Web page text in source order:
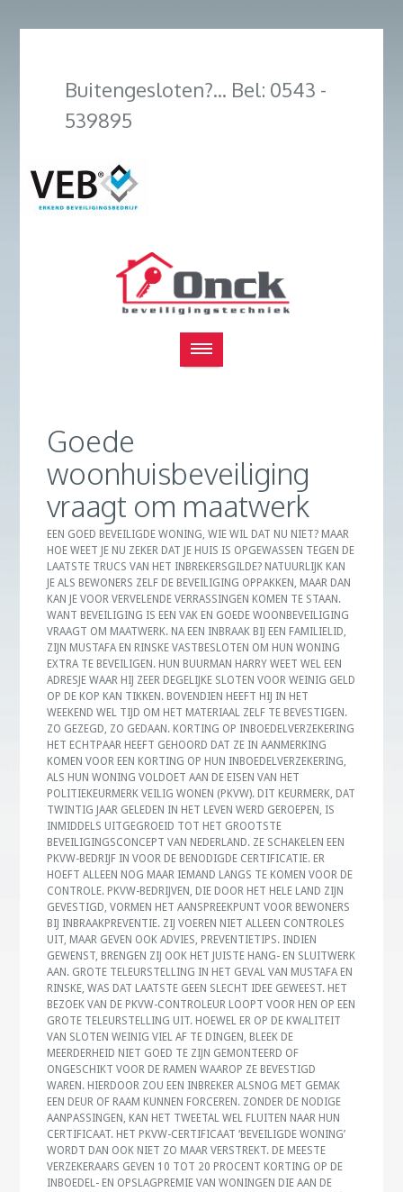
Buitengesloten?... Bel: 0543 -
539895
Goede
woonhuisbeveiliging
vraagt om maatwerk
EEN GOED BEVEILIGDE WONING, WIE WIL DAT NU NIET? MAAR
HOE WEET JE NU ZEKER DAT JE HUIS IS OPGEWASSEN TEGEN DE
LAATSTE TRUCS VAN HET INBREKERSGILDE? NATUURLIJK KAN
JE ALS BEWONERS ZELF DE BEVEILIGING OPPAKKEN, MAAR DAN
KAN JE VOOR VERVELENDE VERRASSINGEN KOMEN TE STAAN.
WANT BEVEILIGING IS EEN VAK EN GOEDE WOONBEVEILIGING
VRAAGT OM MAATWERK. NA EEN INBRAAK BIJ EEN FAMILIELID,
ZIJN MUSTAFA EN RINSKE VASTBESLOTEN OM HUN WONING
EXTRA TE BEVEILIGEN. HUN BUURMAN HARRY WEET WEL EEN
ADRESJE WAAR HIJ ZEER DEGELIJKE SLOTEN VOOR WEINIG GELD
OP DE KOP KAN TIKKEN. BOVENDIEN HEEFT HIJ IN HET
WEEKEND WEL TIJD OM HET MATERIAAL ZELF TE BEVESTIGEN.
ZO GEZEGD, ZO GEDAAN. KORTING OP INBOEDELVERZEKERING
HET ECHTPAAR HEEFT GEHOORD DAT ZE IN AANMERKING
KOMEN VOOR EEN KORTING OP HUN INBOEDELVERZEKERING,
ALS HUN WONING VOLDOET AAN DE EISEN VAN HET
POLITIEKEURMERK VEILIG WONEN (PKVW). DIT KEURMERK, DAT
TWINTIG JAAR GELEDEN IN HET LEVEN WERD GEROEPEN, IS
INMIDDELS UITGEGROEID TOT HET GROOTSTE
BEVEILIGINGSCONCEPT VAN NEDERLAND. ZE SCHAKELEN EEN
PKVW-BEDRIJF IN VOOR DE BENODIGDE CERTIFICATIE. ER
HOEFT ALLEEN NOG MAAR IEMAND LANGS TE KOMEN VOOR DE
CONTROLE. PKVW-BEDRIJVEN, DIE DOOR HET HELE LAND ZIJN
GEVESTIGD, VORMEN HET AANSPREEKPUNT VOOR BEWONERS
BIJ INBRAAKPREVENTIE. ZIJ VOEREN NIET ALLEEN CONTROLES
UIT, MAAR GEVEN OOK ADVIES, PREVENTIETIPS. INDIEN
GEWENST, BRENGEN ZIJ OOK HET JUISTE HANG- EN SLUITWERK
AAN. GROTE TELEURSTELLING IN HET GEVAL VAN MUSTAFA EN
RINSKE, WAS DAT LAATSTE GEEN SLECHT IDEE GEWEEST. HET
BEZOEK VAN DE PKVW-CONTROLEUR LOOPT VOOR HEN OP EEN
GROTE TELEURSTELLING UIT. HOEWEL ER OP DE KWALITEIT
VAN SLOTEN WEINIG VIEL AF TE DINGEN, BLEEK DE
MEERDERHEID NIET GOED TE ZIJN GEMONTEERD OF
ONGESCHIKT VOOR DE RAMEN WAAROP ZE BEVESTIGD
WAREN. HIERDOOR ZOU EEN INBREKER ALSNOG MET GEMAK
EEN DEUR OF RAAM KUNNEN FORCEREN. ZONDER DE NODIGE
AANPASSINGEN, KAN HET TWEETAL WEL FLUITEN NAAR HUN
CERTIFICAAT. HET PKVW-CERTIFICAAT ‘BEVEILIGDE WONING’
WORDT DAN OOK NIET ZO MAAR VERSTREKT. DE MEESTE
VERZEKERAARS GEVEN 10 TOT 20 PROCENT KORTING OP DE
INBOEDEL- EN OPSLAGPREMIE VAN WONINGEN DIE AAN DE